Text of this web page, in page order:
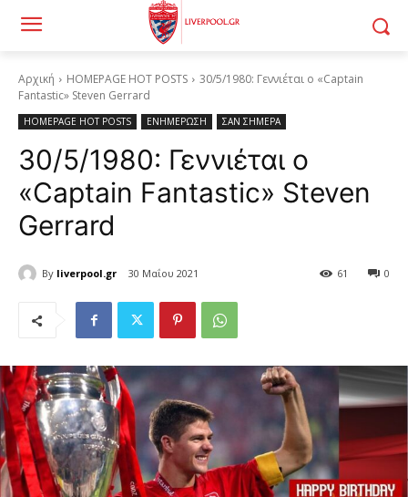
Αρχική HOMEPAGE HOT POSTS
30/5/1980: Γεννιέται ο «Captain
Fantastic» Steven Gerrard
HOMEPAGE HOT POSTS ΕΝΗΜΕΡΩΣΗ ΣΑΝ ΣΗΜΕΡΑ
30/5/1980: Γεννιέται ο
«Captain Fantastic» Steven
Gerrard
By liverpool.gr 30 Μαΐου 2021 0
61